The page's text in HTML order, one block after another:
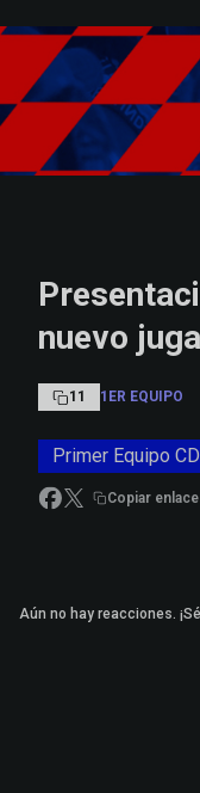
nuevo
11 1ER EQUIPO
Primer Equipo
Copiar enlace
Aún no hay reacciones.